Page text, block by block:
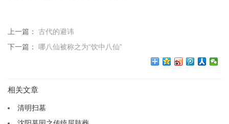
上一篇： 古代的避讳
下一篇： 哪八仙被称之为“饮中八仙”
相关文章
清明扫墓